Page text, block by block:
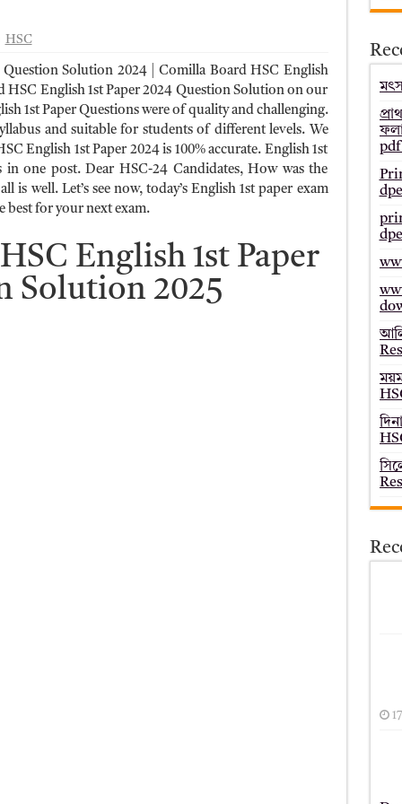
ALIM Result
২০২৫ – HSC Result 2025 Dinajpur Board
– HSC Result 2025 Sylhet Board
HSC
Solution 2024 | Comilla Board HSC English
HSC English 1st Paper 2024 Question Solution on our
1st Paper Questions were of quality and challenging.
and suitable for students of different levels. We
English 1st Paper 2024 is 100% accurate. English 1st
one post. Dear HSC-24 Candidates, How was the
is well. Let’s see now, today’s English 1st paper exam
best for your next exam.
English 1st Paper
Solution 2025